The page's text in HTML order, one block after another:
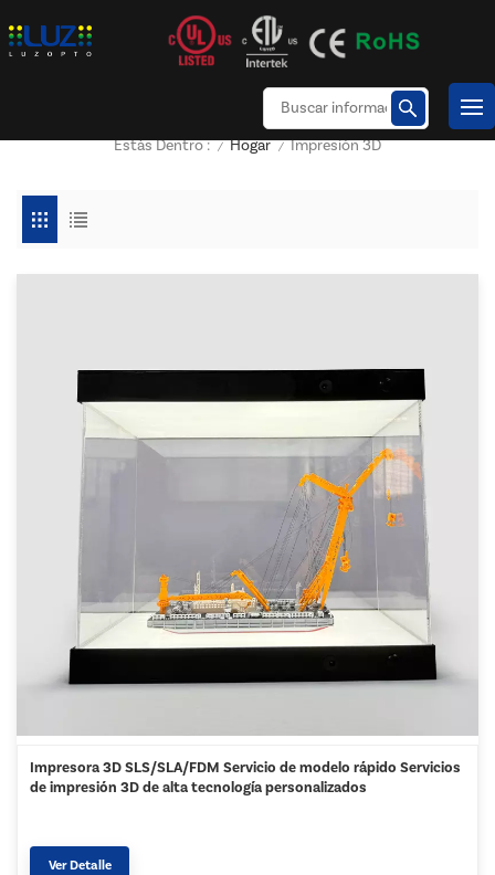
Estás Dentro : / Hogar / Impresión 3D
Impresora 3D SLS/SLA/FDM Servicio de modelo rápido Servicios
de impresión 3D de alta tecnología personalizados
Ver Detalle